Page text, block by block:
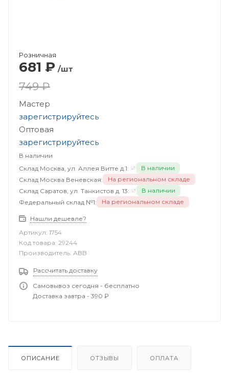
Розничная
681 ₽ /шт
749 ₽
Мастер
зарегистрируйтесь
Оптовая
зарегистрируйтесь
В наличии
Склад Москва, ул. Аллея Витте д.1:
В наличии
Склад Москва Веневская:
На региональном складе
Склад Саратов, ул. Танкистов д. 13:
В наличии
Федеральный склад №1:
На региональном складе
Нашли дешевле?
Артикул: 1754
Код товара: 29244
Производитель: ABB
Рассчитать доставку
Самовывоз сегодня - бесплатно
Доставка завтра - 390 ₽
ОПИСАНИЕ ОТЗЫВЫ ОПЛАТА